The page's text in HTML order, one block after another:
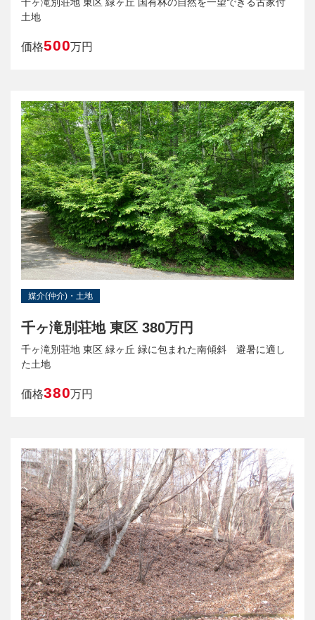
土地
価格500万円
媒介(仲介)・土地
千ヶ滝別荘地 東区 380万円
千ヶ滝別荘地 東区 緑ヶ丘 緑に包まれた南傾斜 避暑に適し
た土地
価格380万円